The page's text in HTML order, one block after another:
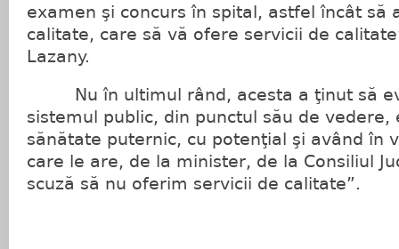
examen şi concurs în spital, astfel încât să
calitate, care să vă ofere servicii de
Lazany.
Nu în ultimul rând, acesta a ţinut să
sistemul public, din punctul său de vedere,
sănătate puternic, cu potenţial şi având în
care le are, de la minister, de la Consiliul
scuză să nu oferim servicii de calitate”.